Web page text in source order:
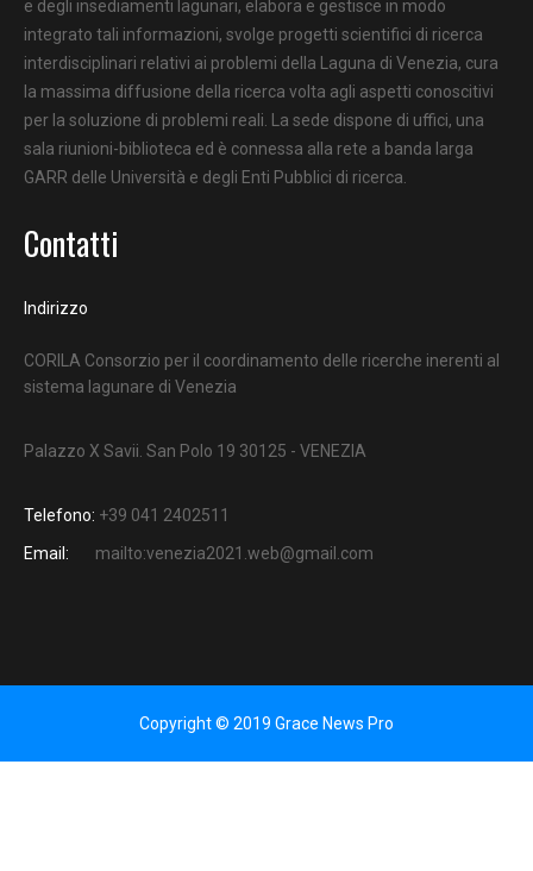
e degli insediamenti lagunari, elabora e gestisce in modo
integrato tali informazioni, svolge progetti scientifici di ricerca
interdisciplinari relativi ai problemi della Laguna di Venezia, cura
la massima diffusione della ricerca volta agli aspetti conoscitivi
per la soluzione di problemi reali. La sede dispone di uffici, una
sala riunioni-biblioteca ed è connessa alla rete a banda larga
GARR delle Università e degli Enti Pubblici di ricerca.
Contatti
Indirizzo
CORILA Consorzio per il coordinamento delle ricerche inerenti al
sistema lagunare di Venezia
Palazzo X Savii. San Polo 19 30125 - VENEZIA
Telefono: +39 041 2402511
Email:
mailto:venezia2021.web@gmail.com
Copyright © 2019 Grace News Pro